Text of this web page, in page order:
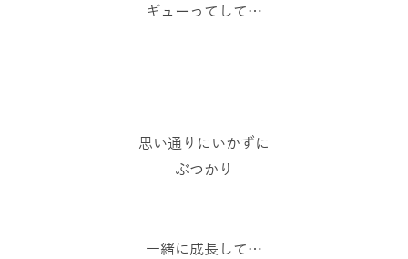
ギューってして…
思い通りにいかずに
ぶつかり
一緒に成長して…